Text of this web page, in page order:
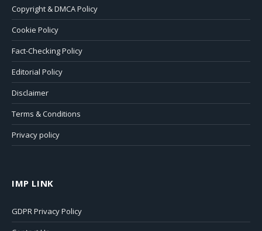
Copyright & DMCA Policy
Cookie Policy
Fact-Checking Policy
Editorial Policy
Disclaimer
Terms & Conditions
Privacy policy
IMP LINK
GDPR Privacy Policy